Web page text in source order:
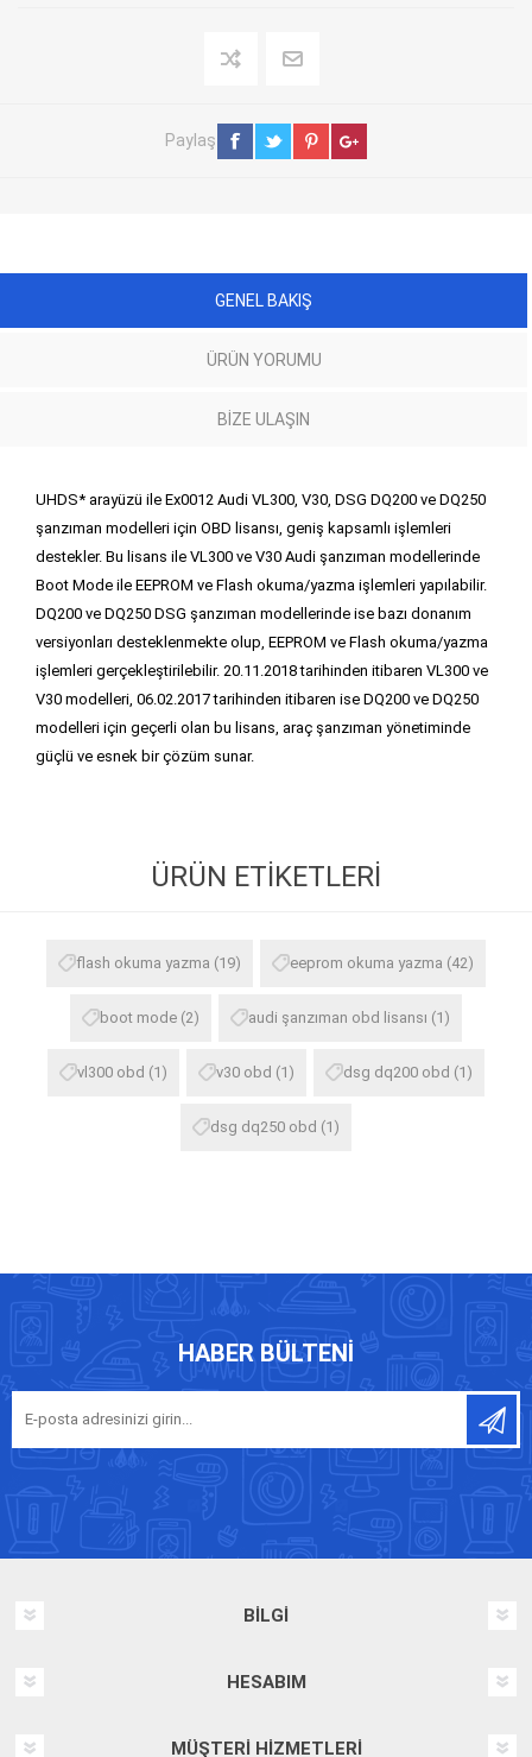
Paylaş
GENEL BAKIŞ
ÜRÜN YORUMU
BIZE ULAŞIN
UHDS* arayüzü ile Ex0012 Audi VL300, V30, DSG DQ200 ve DQ250
şanzıman modelleri için OBD lisansı, geniş kapsamlı işlemleri
destekler. Bu lisans ile VL300 ve V30 Audi şanzıman modellerinde
Boot Mode ile EEPROM ve Flash okuma/yazma işlemleri yapılabilir.
DQ200 ve DQ250 DSG şanzıman modellerinde ise bazı donanım
versiyonları desteklenmekte olup, EEPROM ve Flash okuma/yazma
işlemleri gerçekleştirilebilir. 20.11.2018 tarihinden itibaren VL300 ve
V30 modelleri, 06.02.2017 tarihinden itibaren ise DQ200 ve DQ250
modelleri için geçerli olan bu lisans, araç şanzıman yönetiminde
güçlü ve esnek bir çözüm sunar.
ÜRÜN ETIKETLERI
flash okuma yazma (19) eeprom okuma yazma (42)
boot mode (2) audi şanzıman obd lisansı (1)
vl300 obd (1) v30 obd (1) dsg dq200 obd (1)
dsg dq250 obd (1)
HABER BÜLTENI
BILGI
HESABIM
MÜŞTERI HIZMETLERI